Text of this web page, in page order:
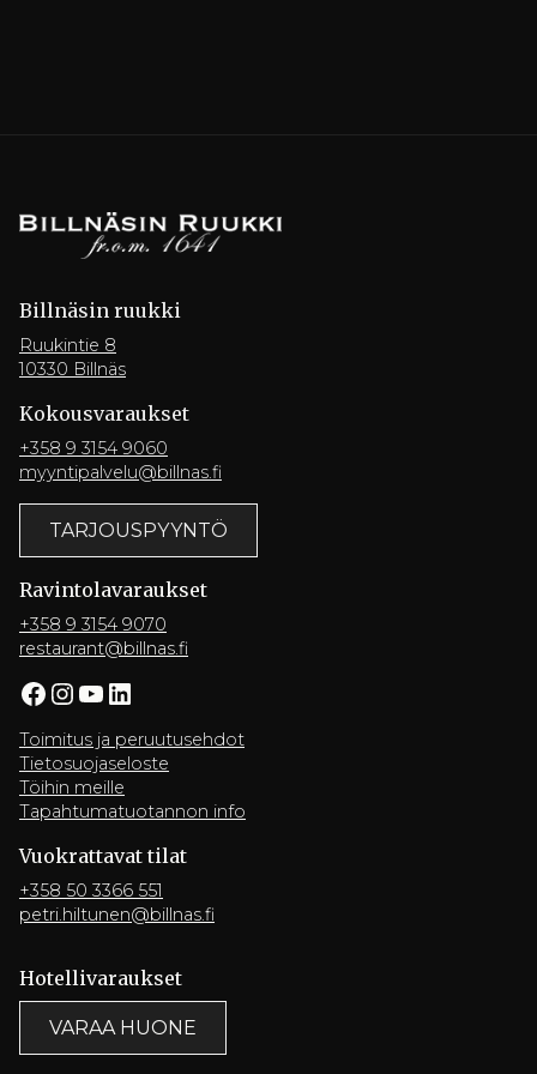
Billnäsin ruukki
Ruukintie 8
10330 Billnäs
Kokousvaraukset
+358 9 3154 9060
myyntipalvelu@billnas.fi
TARJOUSPYYNTÖ
Ravintola­varaukset
+358 9 3154 9070
restaurant@billnas.fi
Facebook InstagramYouTube LinkedIn
Toimitus ja peruutusehdot
Tietosuojaseloste
Töihin meille
Tapahtumatuotannon info
Vuokrattavat tilat
+358 50 3366 551
petri.hiltunen@billnas.fi
Hotelli­varaukset
VARAA HUONE